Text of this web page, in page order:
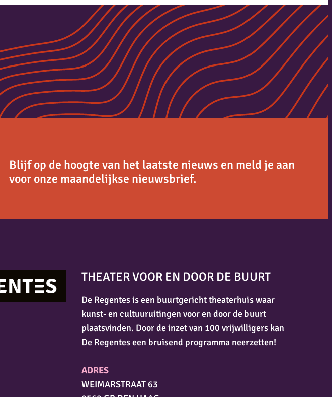
Blijf op de hoogte van het laatste nieuws en meld je aan
voor onze maandelijkse nieuwsbrief.
THEATER VOOR EN DOOR DE BUURT
De Regentes is een buurtgericht theaterhuis waar
kunst- en cultuuruitingen voor en door de buurt
plaatsvinden. Door de inzet van 100 vrijwilligers kan
De Regentes een bruisend programma neerzetten!
ADRES
WEIMARSTRAAT 63